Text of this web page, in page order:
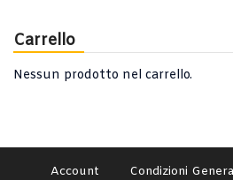
Carrello
Nessun prodotto nel carrello.
Account Condizioni